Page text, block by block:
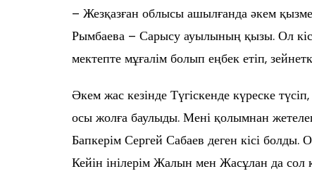
– Жезқазған облысы ашылғанда әкем
Рымбаева – Сарысу ауылының қызы. Ол
мектепте мұғалім болып еңбек етіп,
Әкем жас кезінде Түгіскенде күреске
осы жолға баулыды. Мені қолымнан
Бапкерім Сергей Сабаев деген кісі
Кейін інілерім Жалын мен Жасұлан да сол